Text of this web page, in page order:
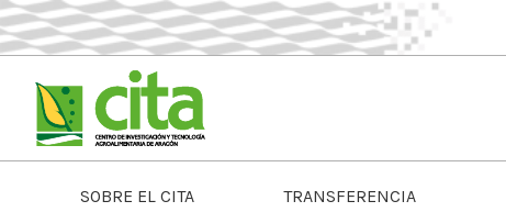
SOBRE EL CITA TRANSFERENCIA